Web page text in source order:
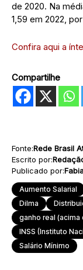
de 2020. Na
1,59 em 2022,
Confira aqui a
Compartilhe
Fonte:Rede Brasil
Escrito por:
Publicado por:
Aumento Salarial
Dilma
ganho real (acima
INSS (Instituto
Salário Mínimo